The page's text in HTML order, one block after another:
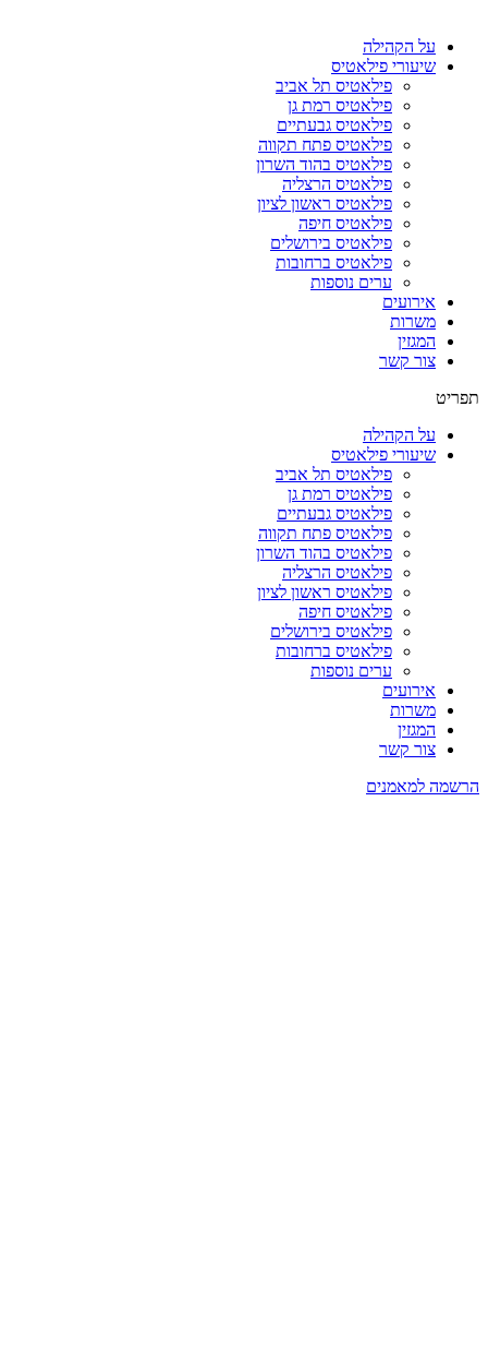
על הקהילה
שיעורי פילאטיס
פילאטיס תל אביב
פילאטיס רמת גן
פילאטיס גבעתיים
פילאטיס פתח תקווה
פילאטיס בהוד השרון
פילאטיס הרצליה
פילאטיס ראשון לציון
פילאטיס חיפה
פילאטיס בירושלים
פילאטיס ברחובות
ערים נוספות
אירועים
משרות
המגזין
צור קשר
תפריט
על הקהילה
שיעורי פילאטיס
פילאטיס תל אביב
פילאטיס רמת גן
פילאטיס גבעתיים
פילאטיס פתח תקווה
פילאטיס בהוד השרון
פילאטיס הרצליה
פילאטיס ראשון לציון
פילאטיס חיפה
פילאטיס בירושלים
פילאטיס ברחובות
ערים נוספות
אירועים
משרות
המגזין
צור קשר
הרשמה למאמנים